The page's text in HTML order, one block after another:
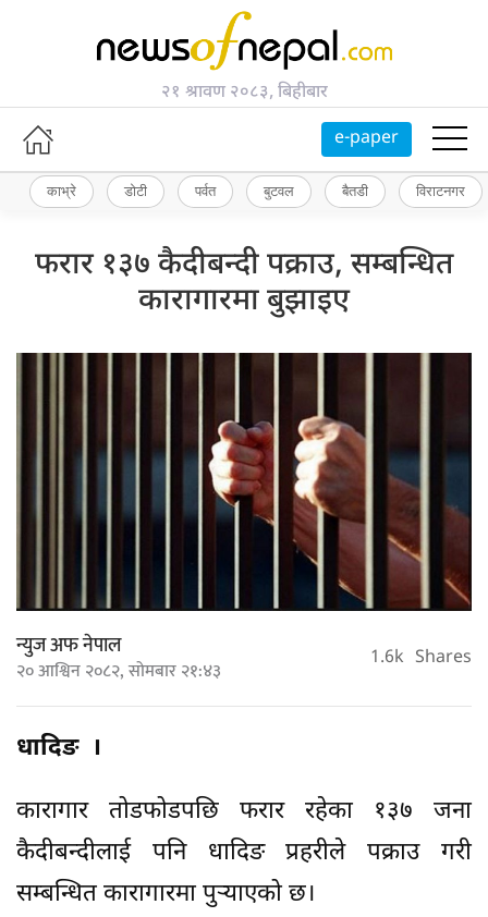
२१ श्रावण २०८३, बिहीबार
e-paper
काभ्रे डोटी पर्वत बुटवल बैतडी विराटनगर
फरार १३७ कैदीबन्दी पक्राउ, सम्बन्धित
कारागारमा बुझाइए
न्युज अफ नेपाल
२० आश्विन २०८२, सोमबार २१:४३ 1.6k Shares
धादिङ ।
कारागार तोडफोडपछि फरार रहेका १३७ जना
कैदीबन्दीलाई पनि धादिङ प्रहरीले पक्राउ गरी
सम्बन्धित कारागारमा पुर्‍याएको छ।